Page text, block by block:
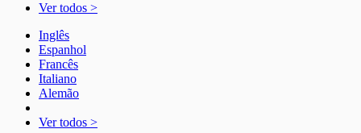
Ver todos >
Inglês
Espanhol
Francês
Italiano
Alemão
Ver todos >